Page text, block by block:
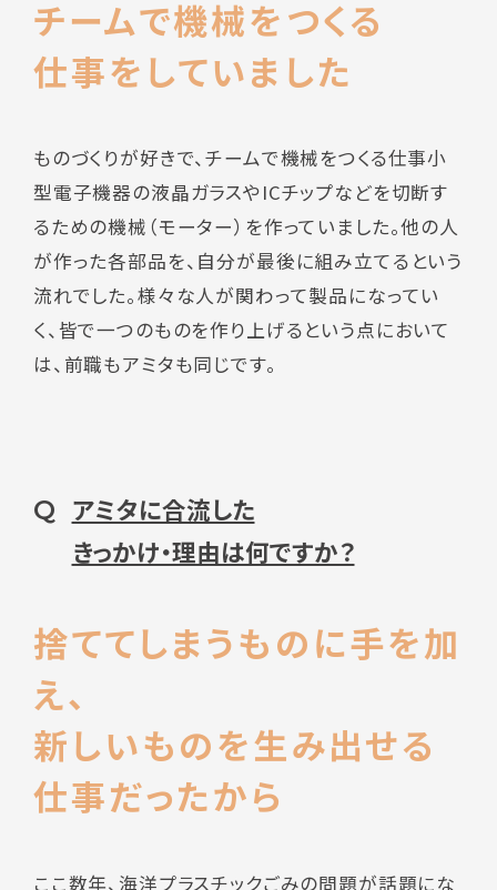
チームで機械をつくる
仕事をしていました
ものづくりが好きで、チームで機械をつくる仕事小
型電子機器の液晶ガラスやICチップなどを切断す
るための機械（モーター）を作っていました。他の人
が作った各部品を、自分が最後に組み立てるという
流れでした。様々な人が関わって製品になってい
く、皆で一つのものを作り上げるという点において
は、前職もアミタも同じです。
Q アミタに合流した
きっかけ・理由は何ですか？
捨ててしまうものに手を加
え、
新しいものを生み出せる
仕事だったから
ここ数年、海洋プラスチックごみの問題が話題にな